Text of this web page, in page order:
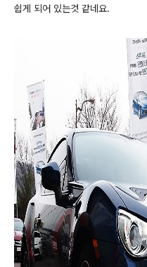
쉽게 되어 있는것 같네요.